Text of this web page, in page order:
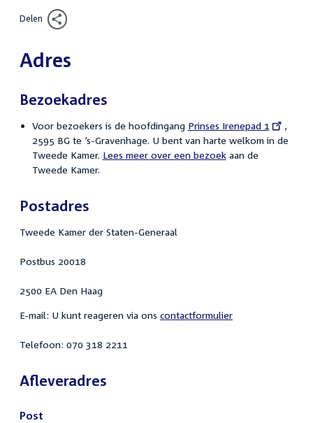
Delen
Adres
Bezoekadres
Voor bezoekers is de hoofdingang External
link:
Prinses Irenepad 1
,
2595 BG te ’s-Gravenhage. U bent van harte welkom in de
Tweede Kamer. Lees meer over een bezoekaan de
Tweede Kamer.
Postadres
Tweede Kamer der Staten-Generaal
Postbus 20018
2500 EA Den Haag
E-mail: U kunt reageren via ons contactformulier
Telefoon: 070 318 2211
Afleveradres
Post